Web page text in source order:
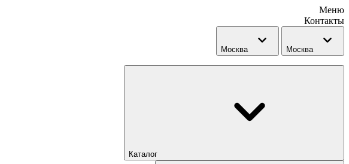
Меню
Контакты
Москва Москва
Каталог